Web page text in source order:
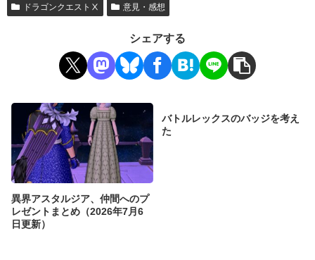
ドラゴンクエストⅩ 意見・感想
シェアする
異界アスタルジア、仲間へのプ
レゼントまとめ（2026年7月6
日更新）
バトルレックスのバッジを考え
た